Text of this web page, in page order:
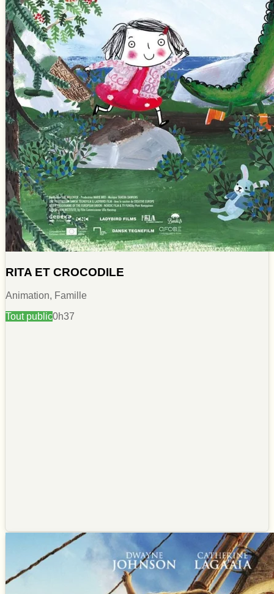
RITA ET CROCODILE
Animation, Famille
Tout public0h37